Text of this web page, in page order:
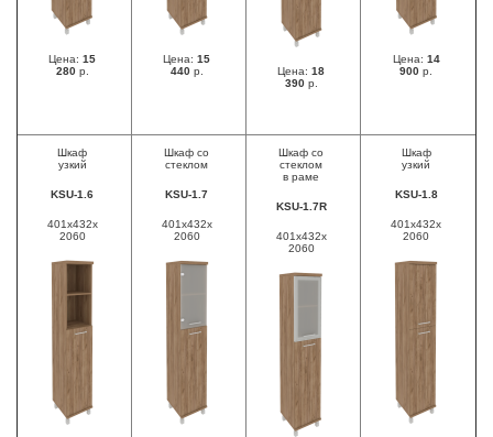
Цена: 15
280р.
Цена: 15
440р. Цена: 18
390р.
Цена: 14
900 р.
Шкаф
узкий
KSU-1.6
401x432x
2060
Шкаф со
стеклом
KSU-1.7
401x432x
2060
Шкаф со
стеклом
в раме
KSU-1.7R
401x432x
2060
Шкаф
узкий
KSU-1.8
401x432x
2060